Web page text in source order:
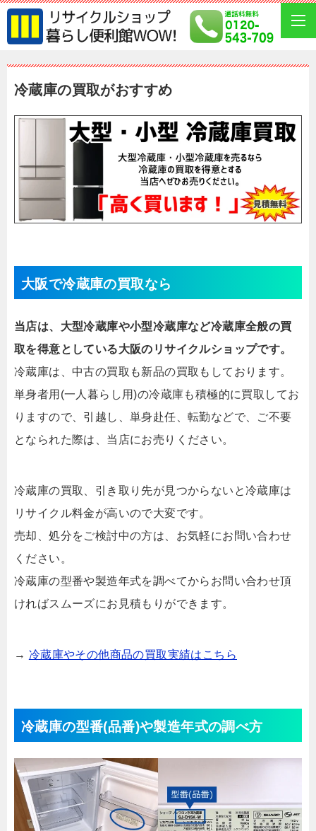
冷蔵庫の買取がおすすめ
大阪で冷蔵庫の買取なら
当店は、大型冷蔵庫や小型冷蔵庫など冷蔵庫全般の買
取を得意としている大阪のリサイクルショップです。
冷蔵庫は、中古の買取も新品の買取もしております。
単身者用(一人暮らし用)の冷蔵庫も積極的に買取してお
りますので、引越し、単身赴任、転勤などで、ご不要
となられた際は、当店にお売りください。
冷蔵庫の買取、引き取り先が見つからないと冷蔵庫は
リサイクル料金が高いので大変です。
売却、処分をご検討中の方は、お気軽にお問い合わせ
ください。
冷蔵庫の型番や製造年式を調べてからお問い合わせ頂
ければスムーズにお見積もりができます。
→ 冷蔵庫やその他商品の買取実績はこちら
冷蔵庫の型番(品番)や製造年式の調べ方